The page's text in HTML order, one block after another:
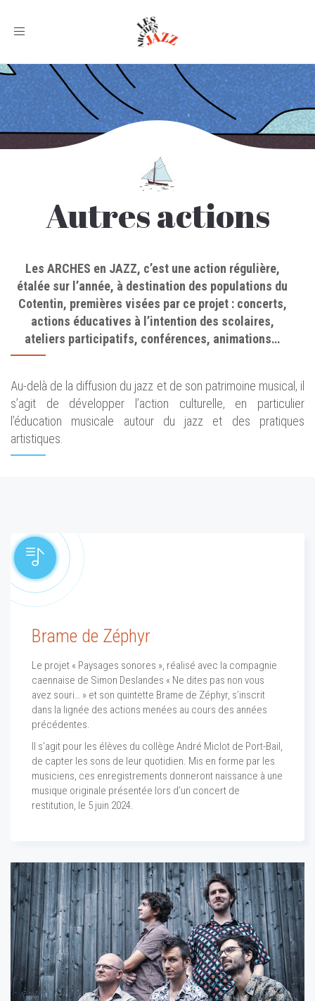
Toggle
Autres actions
Les ARCHES en JAZZ, c’est une action régulière,
étalée sur l’année, à destination des populations du
Cotentin, premières visées par ce projet : concerts,
actions éducatives à l’intention des scolaires,
ateliers participatifs, conférences, animations…
Au-delà de la diffusion du jazz et de son patrimoine musical, il
s’agit de développer l’action culturelle, en particulier
l’éducation musicale autour du jazz et des pratiques
artistiques.
Brame de Zéphyr
Le projet « Paysages sonores », réalisé avec la compagnie
caennaise de Simon Deslandes « Ne dites pas non vous
avez souri… » et son quintette Brame de Zéphyr, s’inscrit
dans la lignée des actions menées au cours des années
précédentes.
Il s’agit pour les élèves du collège André Miclot de Port-Bail,
de capter les sons de leur quotidien. Mis en forme par les
musiciens, ces enregistrements donneront naissance à une
musique originale présentée lors d’un concert de
restitution, le 5 juin 2024.